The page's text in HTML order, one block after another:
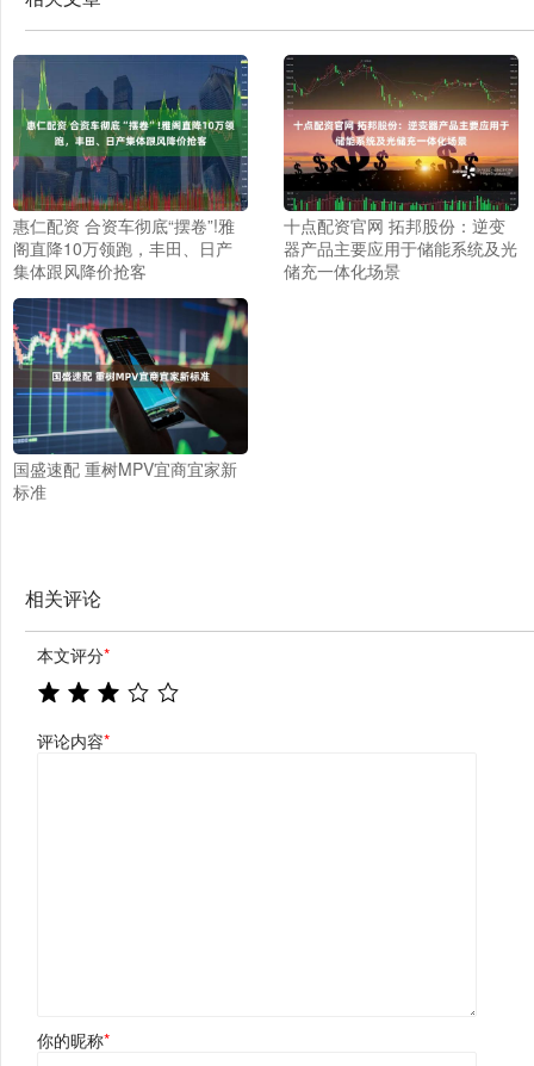
惠仁配资 合资车彻底“摆卷”!雅
阁直降10万领跑，丰田、日产
集体跟风降价抢客
十点配资官网 拓邦股份：逆变
器产品主要应用于储能系统及光
储充一体化场景
国盛速配 重树MPV宜商宜家新
标准
相关评论
本文评分*
评论内容*
你的昵称*